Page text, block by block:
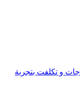
و تكلفت بتجربة